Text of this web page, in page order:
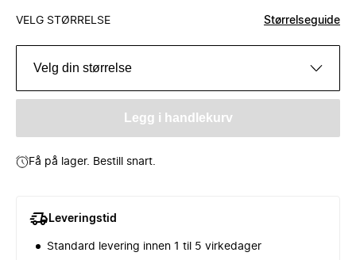
VELG STØRRELSE Størrelseguide
Velg din størrelse
Legg i handlekurv
Få på lager. Bestill snart.
Leveringstid
Standard levering innen 1 til 5 virkedager